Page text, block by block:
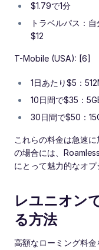
$1.79で1分
トラベルパス：
$12
T-Mobile (USA): [6]
1日あたり$5：
10日間で$35：
30日間で$50：
これらの料金は急速
の場合には、
にとって魅力的なオプ
レユニオン
る方法
高額なローミング料